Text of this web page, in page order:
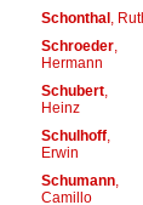
Schonthal,
Schroeder,
Hermann
Schubert,
Heinz
Schulhoff,
Erwin
Schumann,
Camillo